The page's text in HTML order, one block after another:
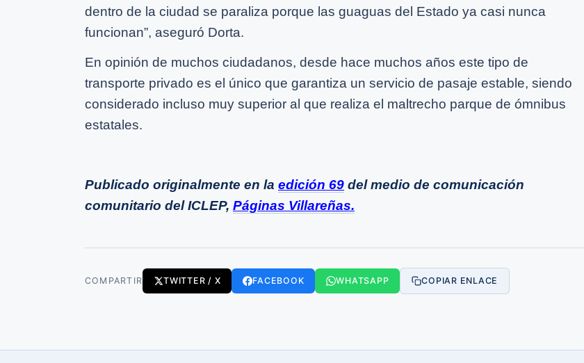
dentro de la ciudad se paraliza porque las guaguas del Estado ya casi nunca
funcionan”, aseguró Dorta.
En opinión de muchos ciudadanos, desde hace muchos años este tipo de
transporte privado es el único que garantiza un servicio de pasaje estable, siendo
considerado incluso muy superior al que realiza el maltrecho parque de ómnibus
estatales.
Publicado originalmente en la edición 69 del medio de comunicación
comunitario del ICLEP, Páginas Villareñas.
COMPARTIR TWITTER / X FACEBOOK WHATSAPP COPIAR ENLACE